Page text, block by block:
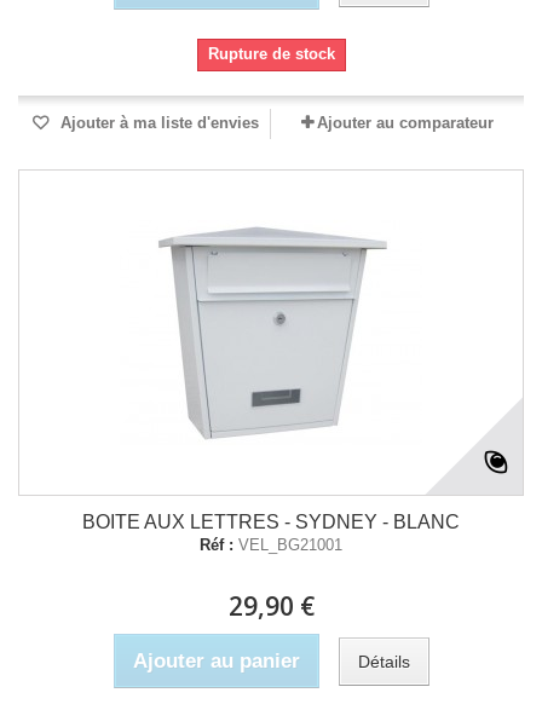
Rupture de stock
Ajouter à ma liste d'envies Ajouter au comparateur
BOITE AUX LETTRES - SYDNEY - BLANC
Réf : VEL_BG21001
29,90 €
Ajouter au panier Détails